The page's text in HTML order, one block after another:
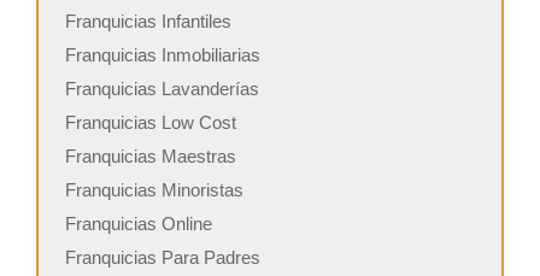
Franquicias Infantiles
Franquicias Inmobiliarias
Franquicias Lavanderías
Franquicias Low Cost
Franquicias Maestras
Franquicias Minoristas
Franquicias Online
Franquicias Para Padres